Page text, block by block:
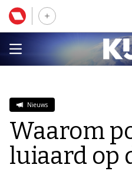
Nieuws
Waarom
luiaard op